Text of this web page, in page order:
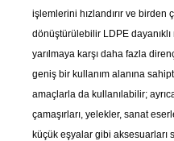
işlemlerini hızlandırır ve birden
dönüştürülebilir LDPE dayanıklı
yarılmaya karşı daha fazla
geniş bir kullanım alanına
amaçlarla da kullanılabilir;
çamaşırları, yelekler, sanat
küçük eşyalar gibi aksesuarları